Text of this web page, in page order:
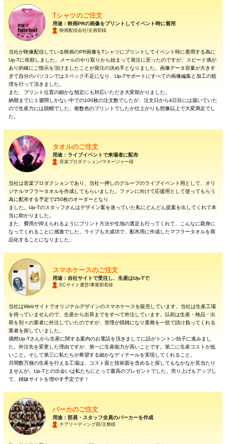
Tシャツのご注文
用途：映画PRの画像をプリントしてイベント時に着用
映画配信会社/企画部様
当社が映像配信している映画のPR画像をTシャツにプリントしてイベント時に着用する為に
Up-Tに依頼しました。メールのやり取りから始まって発注に至ったのですが、スピード感が
あり的確にご指示を頂けましたことが発注の決め手となりました。画像データ容量が大きす
ぎて自分のパソコンではスペック不足になり、Up-Tサポートにすべての画像編集と加工の処
理を行って頂きました。
また、プリント位置の細かな指定にも対応いただき大変助かりました。
納期までに１週間しかない中での100枚の注文数でしたが、注文日から4日目には届いていた
ので生産力には脱帽でした。複数色のプリントでしたが仕上がりも想像以上で大変満足でし
た。
タオルのご注文
用途：ライブイベントで来場者に配布
音楽プロダクション/マネージャー様
当社は音楽プロダクションであり、当社一押しのグループのライブイベント用として、オリ
ジナルマフラータオルを作成してもらいました。ファンに向けて応援用として使ってもらう
為に配布する予定で250枚のオーダーとなり
ました。Up-Tのスタッフさんはデザイン案を迷っていた私にどんどん提案を出してくれて本
当に助かりました。
また、費用が抑えられるようにプリント方法や生地の選定も行ってくれて、こんなに親身に
なってくれることに感激でした。ライブも大成功で、配布用に作成したマフラータオルを商
品化することになりました。
スマホケースのご注文
用途：自社サイトで受注し、生産はUp-Tで
ECサイト運営/事業部長様
当社はWebサイトでオリジナルデザインのスマホケースを販売しています。当社は生産工場
を持っていませんので、生産から出荷までをすべて外注しています。以前は生産・検品・出
荷を別々の業者に外注していたのですが、管理が煩雑になり業務を一括で請け負ってくれる
業者を探していました。
偶然Up-Tさんから生産に関する案内のお電話を頂きましてに話がトントン拍子に進みまし
た。外注先を変更した理由ですが、第一に生産能力が高いことです。第二に生産コストが低
いこと。そして第三に私たちが希望する細かなディテールを実現してくれること。
月間数万個の生産を行える工場は、コスト面と技術面を含めると探してもなかなか見当たり
ませんが、Up-Tとの出会いは私たちにとって最高のプレゼントでした。売り上げもアップし
て、姉妹サイトを増やす予定です！
パーカのご注文
用途：部員・スタッフ全員のパーカーを作成
チアリーディング部/主務様